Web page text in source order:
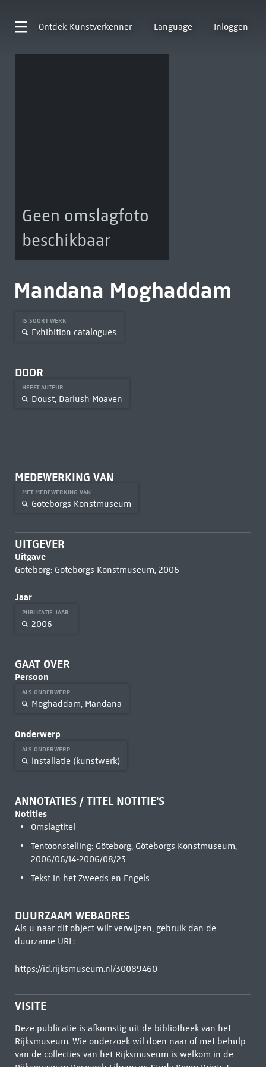
Ontdek Kunstverkenner Language Inloggen
Geen omslagfoto
beschikbaar
Mandana Moghaddam
IS SOORT WERK
Exhibition catalogues
DOOR
HEEFT AUTEUR
Doust, Dariush Moaven
MEDEWERKING VAN
MET MEDEWERKING VAN
Göteborgs Konstmuseum
UITGEVER
Uitgave
Göteborg: Göteborgs Konstmuseum, 2006
Jaar
PUBLICATIE JAAR
2006
GAAT OVER
Persoon
ALS ONDERWERP
Moghaddam, Mandana
Onderwerp
ALS ONDERWERP
installatie (kunstwerk)
ANNOTATIES / TITEL NOTITIE'S
Notities
Omslagtitel
Tentoonstelling: Göteborg, Göteborgs Konstmuseum,
2006/06/14-2006/08/23
Tekst in het Zweeds en Engels
DUURZAAM WEBADRES
Als u naar dit object wilt verwijzen, gebruik dan de
duurzame URL:
https://id.rijksmuseum.nl/30089460
VISITE
Deze publicatie is afkomstig uit de bibliotheek van het
Rijksmuseum. Wie onderzoek wil doen naar of met behulp
van de collecties van het Rijksmuseum is welkom in de